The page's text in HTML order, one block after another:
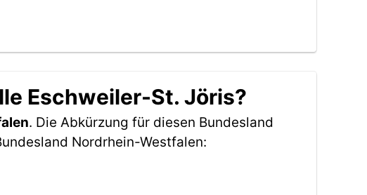
Eschweiler-St. Jöris?
. Die Abkürzung für diesen Bundesland
Nordrhein-Westfalen: